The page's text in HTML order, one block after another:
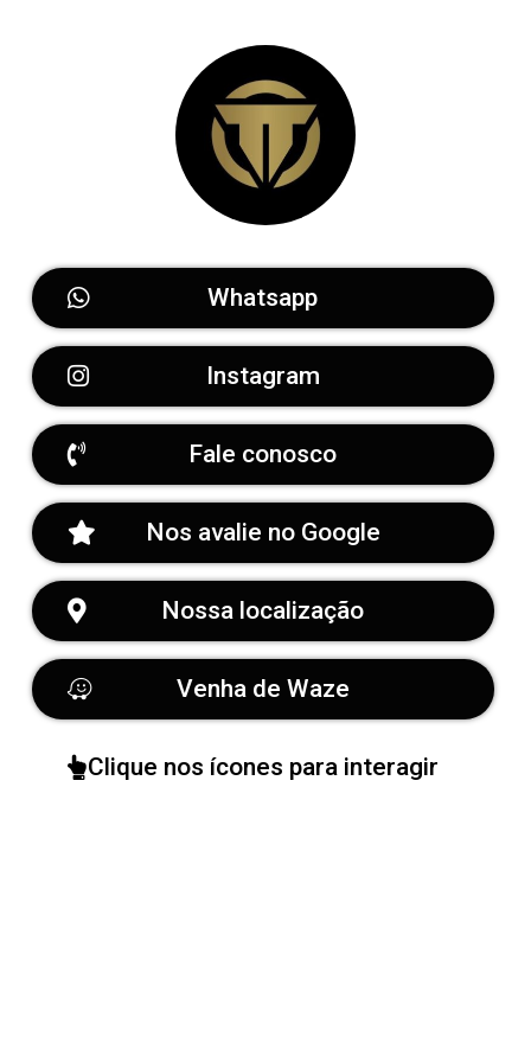
Whatsapp
Instagram
Fale conosco
Nos avalie no Google
Nossa localização
Venha de Waze
Clique nos ícones para interagir